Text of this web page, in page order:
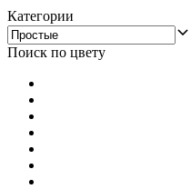
Категории
Поиск по цвету